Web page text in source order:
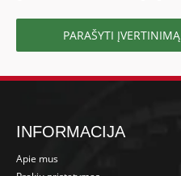
PARAŠYTI ĮVERTINIMĄ
INFORMACIJA
Apie mus